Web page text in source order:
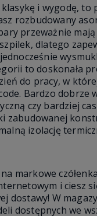
i wygodę, to
rozbudowany
przeważnie
dlatego
to doskonała
do pracy, w
Bardzo dobrze
czy bardziej
zabudowanej
izolację
markowe
i ciesz
dostawy! W
dostępnych we